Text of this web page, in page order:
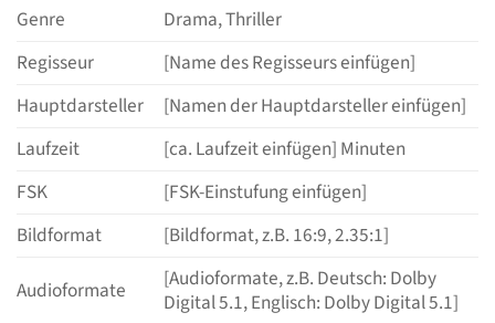
Genre
Drama, Thriller
Regisseur
[Name des Regisseurs einfügen]
Hauptdarsteller
[Namen der Hauptdarsteller einfügen]
Laufzeit
[ca. Laufzeit einfügen] Minuten
FSK
[FSK-Einstufung einfügen]
Bildformat
[Bildformat, z.B. 16:9, 2.35:1]
Audioformate
[Audioformate, z.B. Deutsch: Dolby
Digital 5.1, Englisch: Dolby Digital 5.1]